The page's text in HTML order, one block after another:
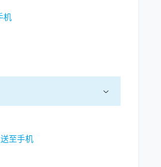
机
至手机